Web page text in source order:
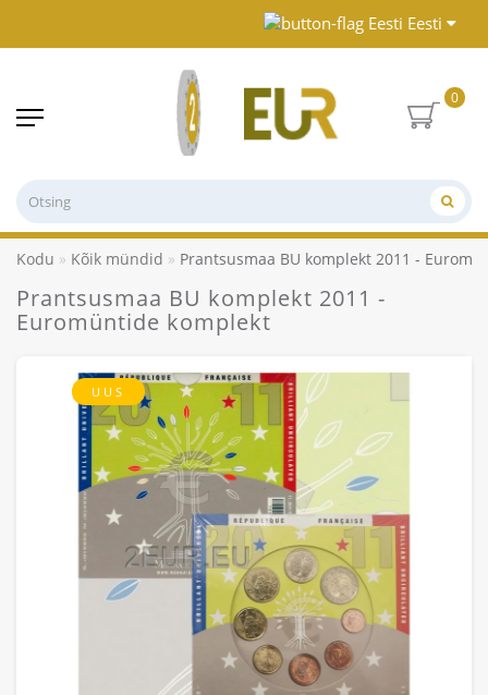
Eesti
0
Kodu Kõik mündid Prantsusmaa BU komplekt 2011 -
Prantsusmaa BU komplekt 2011 -
Euromüntide komplekt
UUS